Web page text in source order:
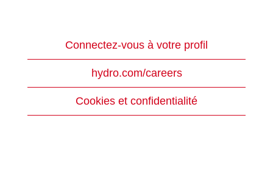
Connectez-vous à votre profil
hydro.com/careers
Cookies et confidentialité